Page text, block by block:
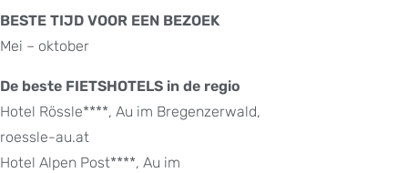
BESTE TIJD VOOR EEN BEZOEK
Mei – oktober
De beste FIETSHOTELS in de regio
Hotel Rössle****, Au im Bregenzerwald,
roessle-au.at
Hotel Alpen Post****, Au im